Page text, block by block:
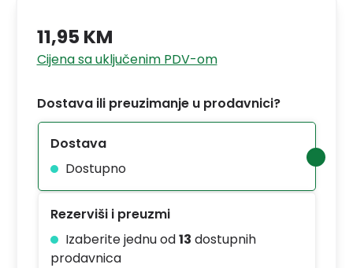
11,95 KM
Cijena sa uključenim PDV-om
Dostava ili preuzimanje u prodavnici?
Dostava
Dostupno
Rezerviši i preuzmi
Izaberite jednu od13 dostupnih
prodavnica